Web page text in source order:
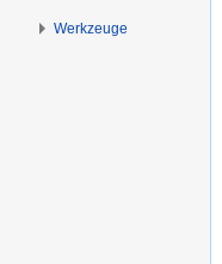
Werkzeuge